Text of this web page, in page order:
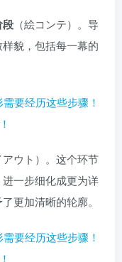
段 （絵コンテ）。导
貌，包括每一幕的
アウト）。这个环节
一步细化成更为详
更加清晰的轮廓。